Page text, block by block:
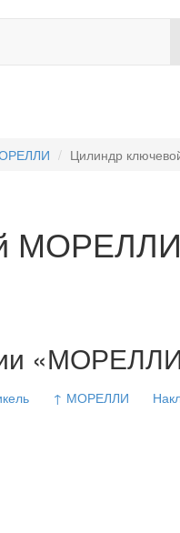
Цилиндр
↑ МОРЕЛЛИ